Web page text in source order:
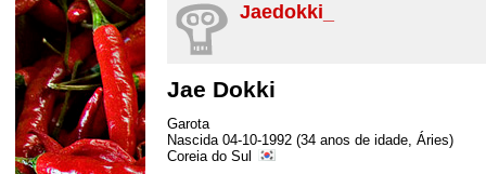
Jaedokki_
Jae Dokki
Garota
Nascida 04-10-1992 (34 anos de idade, Áries)
Coreia do Sul